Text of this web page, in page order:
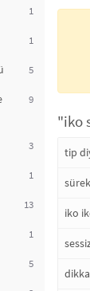
1
1
5
9
3
1
13
1
5
"iko
tip
iko